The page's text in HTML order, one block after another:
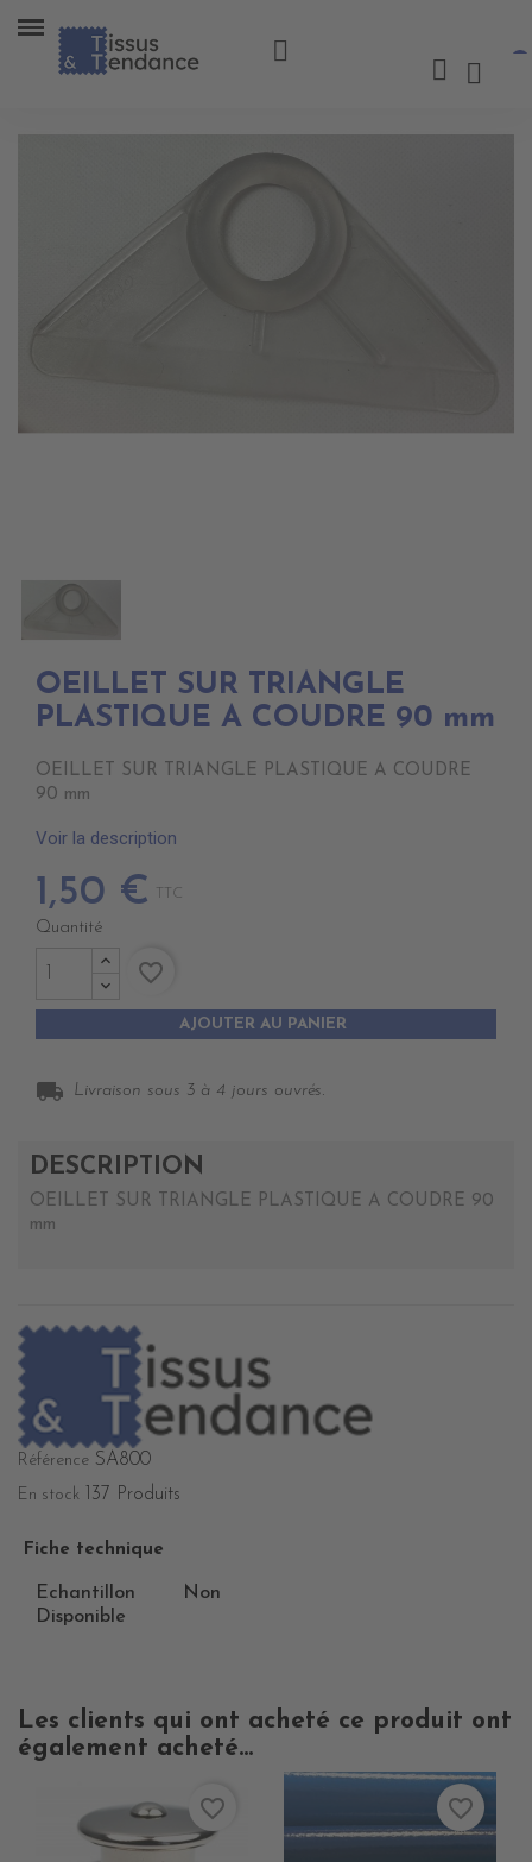
OEILLET SUR TRIANGLE
PLASTIQUE A COUDRE 90 mm
OEILLET SUR TRIANGLE PLASTIQUE A COUDRE
90 mm
Voir la description
1,50 € TTC
Quantité
AJOUTER AU PANIER
favorite_border
local_shipping Livraison sous 3 à 4 jours ouvrés.
DESCRIPTION
OEILLET SUR TRIANGLE PLASTIQUE A COUDRE 90
mm
Référence SA800
En stock 137 Produits
Fiche technique
Echantillon
Disponible
Non
Les clients qui ont acheté ce produit ont
également acheté...
favorite_border favorite_border